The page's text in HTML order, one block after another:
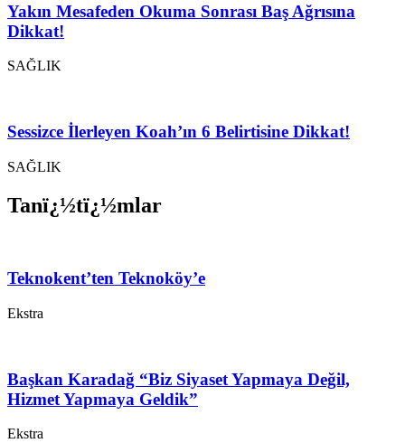
Yakın Mesafeden Okuma Sonrası Baş Ağrısına
Dikkat!
SAĞLIK
Sessizce İlerleyen Koah’ın 6 Belirtisine Dikkat!
SAĞLIK
Tanï¿½tï¿½mlar
Teknokent’ten Teknoköy’e
Ekstra
Başkan Karadağ “Biz Siyaset Yapmaya Değil,
Hizmet Yapmaya Geldik”
Ekstra